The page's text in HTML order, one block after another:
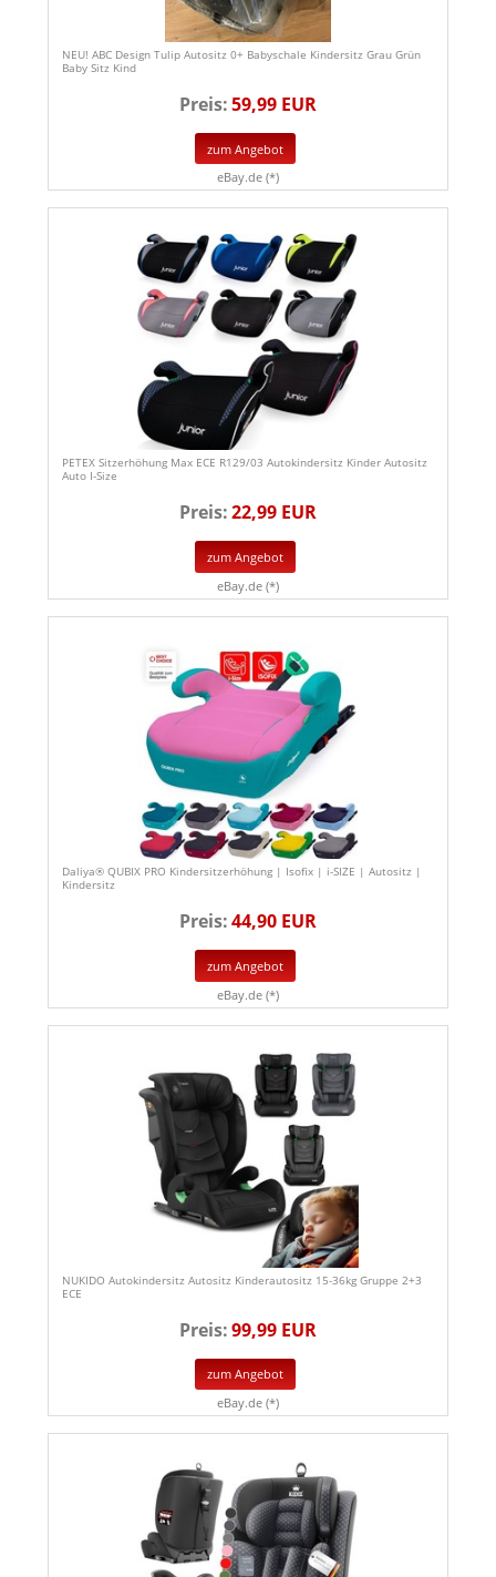
NEU! ABC Design Tulip Autositz 0+ Babyschale Kindersitz Grau Grün
Baby Sitz Kind
Preis:59,99 EUR
zum Angebot
eBay.de (*)
PETEX Sitzerhöhung Max ECE R129/03 Autokindersitz Kinder Autositz
Auto I-Size
Preis:22,99 EUR
zum Angebot
eBay.de (*)
Daliya® QUBIX PRO Kindersitzerhöhung | Isofix | i-SIZE | Autositz |
Kindersitz
Preis:44,90 EUR
zum Angebot
eBay.de (*)
NUKIDO Autokindersitz Autositz Kinderautositz 15-36kg Gruppe 2+3
ECE
Preis:99,99 EUR
zum Angebot
eBay.de (*)